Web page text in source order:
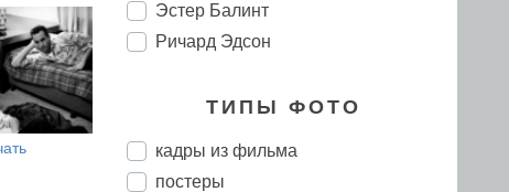
Эстер Балинт
Ричард Эдсон
ТИПЫ ФОТО
кадры из фильма
постеры